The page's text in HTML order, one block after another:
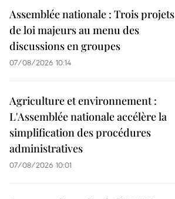
Assemblée nationale : Trois projets
de loi majeurs au menu des
discussions en groupes
07/08/2026 10:14
Agriculture et environnement :
L'Assemblée nationale accélère la
simplification des procédures
administratives
07/08/2026 10:01